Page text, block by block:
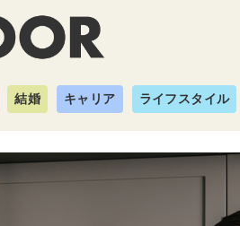
結婚 キャリア ライフスタイル